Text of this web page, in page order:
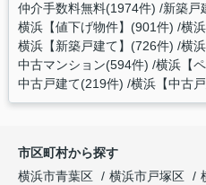
仲介手数料無料(1974件) 新築戸
横浜【値下げ物件】(901件) 横
横浜【新築戸建て】(726件) 横
中古マンション(594件) 横浜【
中古戸建て(219件) 横浜【中古
市区町村から探す
横浜市青葉区
横浜市戸塚区